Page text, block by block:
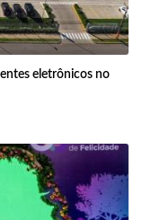
eletrônicos no